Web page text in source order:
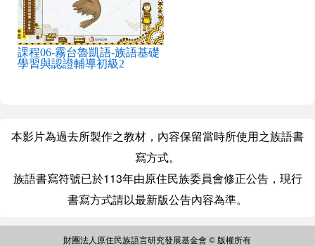
課程06-霧台魯凱語-族語基礎
學習與認證輔導初級2
本影片為過去所製作之教材，內容保留當時所使用之族語書
寫方式。
族語書寫符號已於113年由原住民族委員會修正公告，現行
書寫方式請以最新版公告內容為準。
財團法人原住民族語言研究發展基金會 © 版權所有